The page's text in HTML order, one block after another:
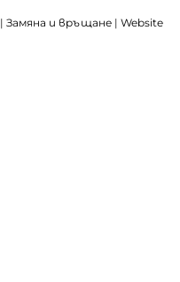
|Замяна и връщане| Website